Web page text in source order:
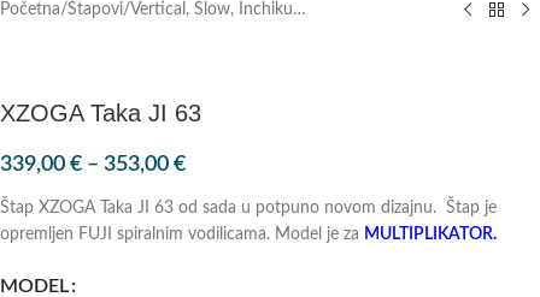
Početna/Štapovi/Vertical, Slow, Inchiku…
XZOGA Taka JI 63
339,00 € – 353,00 €
Štap XZOGA Taka JI 63 od sada u potpuno novom dizajnu. Štap je
opremljen FUJI spiralnim vodilicama. Model je za MULTIPLIKATOR.
MODEL